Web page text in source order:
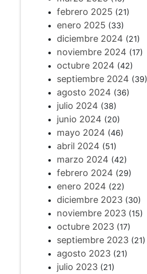
febrero 2025 (21)
enero 2025 (33)
diciembre 2024 (21)
noviembre 2024 (17)
octubre 2024 (42)
septiembre 2024 (39)
agosto 2024 (36)
julio 2024 (38)
junio 2024 (20)
mayo 2024 (46)
abril 2024 (51)
marzo 2024 (42)
febrero 2024 (29)
enero 2024 (22)
diciembre 2023(30)
noviembre 2023(15)
octubre 2023(17)
septiembre 2023(21)
agosto 2023(21)
julio 2023(21)